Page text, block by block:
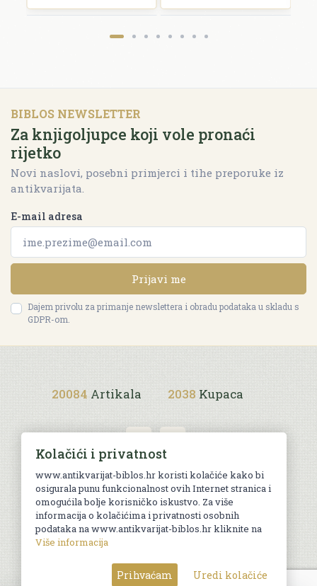
BIBLOS NEWSLETTER
Za knjigoljupce koji vole pronaći
rijetko
Novi naslovi, posebni primjerci i tihe preporuke iz
antikvarijata.
E-mail adresa
Prijavi me
Dajem privolu za primanje newslettera i obradu podataka u skladu s
GDPR-om.
20084 Artikala 2038 Kupaca
Uvjeti kupnje
© Sva prava pridržana. Web by
Kolačići i privatnost
www.antikvarijat-biblos.hr koristi kolačiće kako bi
osigurala punu funkcionalnost ovih Internet stranica i
omogućila bolje korisničko iskustvo. Za više
informacija o kolačićima i privatnosti osobnih
podataka na www.antikvarijat-biblos.hr kliknite na
Više informacija
Prihvaćam Uredi kolačiće